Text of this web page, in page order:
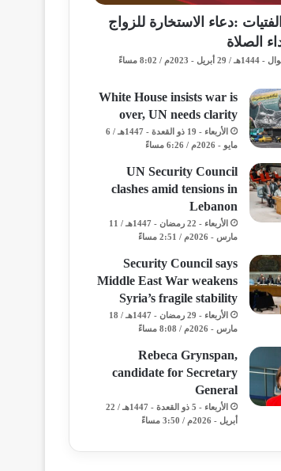
:دعاء الاستخارة للزواج
الصلاة
White House insists war is
over, UN needs clarity
الأربعاء - 19 ذو القعدة - 1447هـ / 6
مايو - 2026م / 6:26 مساءً
UN Security Council
clashes amid tensions in
Lebanon
الأربعاء - 22 رمضان - 1447هـ / 11
مارس - 2026م / 2:51 مساءً
Security Council says
Middle East War weakens
Syria’s fragile stability
الأربعاء - 29 رمضان - 1447هـ / 18
مارس - 2026م / 8:08 مساءً
Rebeca Grynspan,
candidate for Secretary
General
الأربعاء - 5 ذو القعدة - 1447هـ / 22
أبريل - 2026م / 3:50 مساءً